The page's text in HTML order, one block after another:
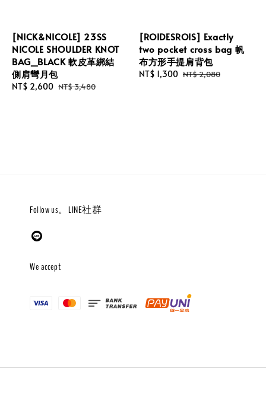
[NICK&NICOLE] 23SS
NICOLE SHOULDER KNOT
BAG_BLACK 軟皮革綁結
側肩彎月包
Sale
NT$ 2,600 Regular
NT$ 3,480
[ROIDESROIS] Exactly
two pocket cross bag 帆
布方形手提肩背包
Sale
NT$ 1,300 Regular
NT$ 2,080
Follow us。LINE社群
We accept